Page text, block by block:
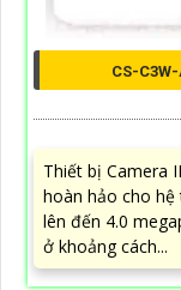
CS-
Thiết bị Camera
hoàn hảo cho
lên đến 4.0
ở khoảng cách...